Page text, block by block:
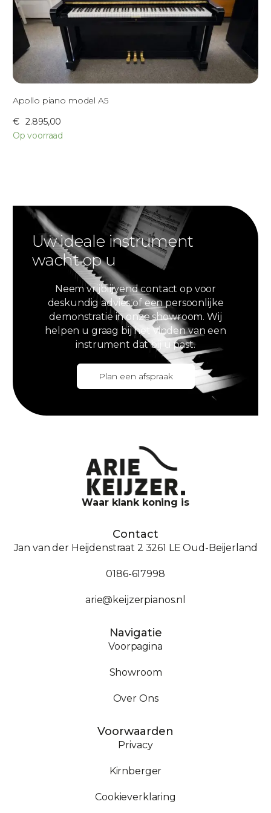
Apollo piano model A5
€ 2.895,00
Op voorraad
Uw ideale instrument
wacht op u
Neem vrijblijvend contact op voor
deskundig advies of een persoonlijke
demonstratie in onze showroom. Wij
helpen u graag bij het vinden van een
instrument dat bij u past.
Plan een afspraak
Waar klank koning is
Contact
Jan van der Heijdenstraat 2 3261 LE Oud-Beijerland
0186-617998
arie@keijzerpianos.nl
Navigatie
Voorpagina
Showroom
Over Ons
Voorwaarden
Privacy
Kirnberger
Cookieverklaring